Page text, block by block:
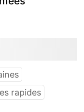
rapides